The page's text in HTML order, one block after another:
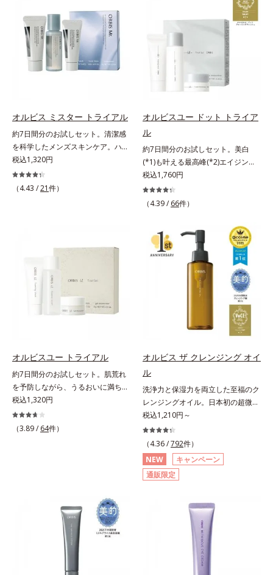
オルビス ミスター トライアル
約7日間分のお試しセット。清潔感
を科学したメンズスキンケア。ハ
リ・ツヤのある、好印象な清潔透明
肌(*1)へ。オルビス ミスターは、男
性の清潔感、爽やかさ、若々しさの
と保湿成分を新たに配合。これまで
に、肌荒れ・ニキビ予防など“今”の
肌悩みに応え、“未来”を見据えて好
印象の鍵となるハリ・ツヤへもアプ
ローチする進化を遂げました。うる
「うるおいコネクト設計」を採用。
8アイテム分の機能を3ステップに集
約し、よりシンプルなお手入れで、
ハリ・ツヤのある好印象な清潔透明
肌(*1)へ導きます。*1 うるおいによ
る透明感のある肌*2 男性の顔画像
を用いた印象評価において、基準画
scholarにより国内化粧品業界にお
いて該当文献がないことを確認（ポ
ーラ化成研究所調べ）アレルギーテ
スト済＝全ての方にアレルギーが起
こらないということではありませ
ん。ノンコメドジェニックテスト済
税込1,320円
（4.43 /21件）
オルビスユー ドット トライア
ル
約7日間分のお試しセット。美白
(*1)も叶える最高峰(*2)エイジング
ケア(*3)。ハリも透明感(*4)も結果
主義。年齢サイン(*5)の因子に着目
した肌科学エイジングケア(*3)シリ
ズは、年齢による肌悩み一つ一つを
対処するのではなく、肌で起きてい
ることの根本原因に着目。加齢とと
もに現れる年齢サイン(*5)について
研究を進めたところ、弾力感のない
状態である「ハリのなさ」や、くす
み(*6)などが現れている状態である
「透明感のなさ」が現れることで大
人の肌印象に大きな影響を与えてい
ビスユー ドットシリーズは美容成
ター(*8)」を配合。そして、従来か
ら配合している美白有効成分「トラ
ネキサム酸」を配合しました。さら
に、シリーズ共通の美容成分(*7)
「GLルートブースター(*9)」を配合
することで、肌のふっくら感や透明
感を叶えます。美白ケアしながら多
角的なエイジングケアが叶うシリー
ズに。3ステップで上向き(*10)のハ
計で、あなたのエイジングケアを応
援します。*1 メラニンの生成を抑
え、シミ・ソバカスを防ぐ（ウォッ
シュ除く）*2 オルビス内スキンケ
アシリーズの保湿力*3 年齢に応じ
税込1,760円
（4.39 / 66件）
オルビスユー トライアル
約7日間分のお試しセット。肌荒れ
を予防しながら、うるおいに満ちた
美しい肌へ。7000種を超える成分
から厳選し、「うるおいの質(*1)」
に着目した初期エイジングケア(*2)
た美しい肌へと導きます。ポーラ・
オルビスグループ独自の肌荒れ防止
有効成分として、「DF-パンテノー
ル(*3)」を国内唯一(*4)、高濃度で
配合。角層のバリア機能にアプロー
税込1,320円
（3.89 / 64件）
オルビス ザ クレンジング オイ
ル
洗浄力と保湿力を両立した至福のク
レンジングオイル。日本初の超微粒
子技術(*1)が毛穴奥の微細な汚れに
アプローチ。圧倒的な洗浄力と毛穴
悩みに着目したクレンジングオイル
です。日本初・超微粒子技術(*1)
で、さっと塗り広げるだけで濃いメ
イクはもちろん毛穴悩みも取り去
キンケア0番目に、かつてないクレ
ンジング(*2)をご用意しました。ポ
ーラ化成は独自の先端研究により、
ナノバブルよりも小さい超微粒子
(*3)をクレンジングに搭載すること
に成功。毛穴よりはるかに小さい超
税込1,210円～
（4.36 /792件）
NEW
キャンペーン
通販限定